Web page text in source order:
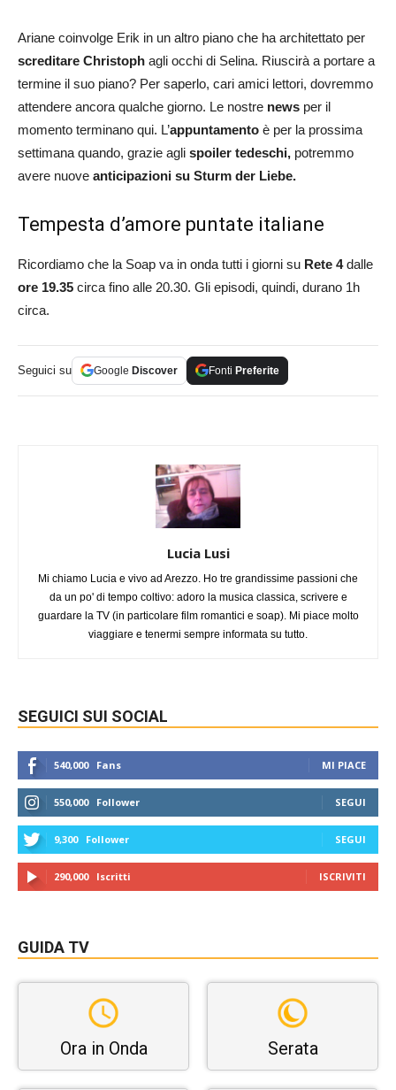
Ariane coinvolge Erik in un altro piano che ha architettato per
screditare Christoph agli occhi di Selina. Riuscirà a portare a
termine il suo piano? Per saperlo, cari amici lettori, dovremmo
attendere ancora qualche giorno. Le nostre news per il
momento terminano qui. L’appuntamento è per la prossima
settimana quando, grazie agli spoiler tedeschi, potremmo
avere nuove anticipazioni su Sturm der Liebe.
Tempesta d’amore puntate italiane
Ricordiamo che la Soap va in onda tutti i giorni su Rete 4dalle
ore 19.35 circa fino alle 20.30. Gli episodi, quindi, durano 1h
circa.
Seguici su Google Discover Fonti Preferite
Lucia Lusi
Mi chiamo Lucia e vivo ad Arezzo. Ho tre grandissime passioni che
da un po' di tempo coltivo: adoro la musica classica, scrivere e
guardare la TV (in particolare film romantici e soap). Mi piace molto
viaggiare e tenermi sempre informata su tutto.
SEGUICI SUI SOCIAL
540,000 Fans MI PIACE
550,000 Follower SEGUI
9,300 Follower SEGUI
290,000 Iscritti ISCRIVITI
GUIDA TV
Ora in Onda Serata